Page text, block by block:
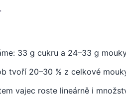
33 g cukru a 24–33 g
tvoří 20–30 % z celkové
vajec roste lineárně i